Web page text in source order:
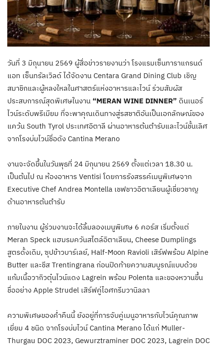
วันที่ 3 มิถุนายน 2569 ผู้สื่อข่าวรายงานว่า โรงแรมเซ็นทาราแกรนด์
แอท เซ็นทรัลเวิลด์ ได้จัดงาน Centara Grand Dining Club เชิญ
สมาชิกและผู้หลงใหลในศาสตร์แห่งอาหารและไวน์ ร่วมสัมผัส
ประสบการณ์สุดพิเศษในงาน “MERAN WINE DINNER” ดินเนอร์
ไวน์ระดับพรีเมียม ที่จะพาคุณเดินทางสู่รสชาติอันเป็นเอกลักษณ์ของ
แคว้น South Tyrol ประเทศอิตาลี ผ่านอาหารต้นตำรับและไวน์ชั้นเลิศ
จากโรงบ่มไวน์ชื่อดัง Cantina Merano
งานจะจัดขึ้นในวันพุธที่ 24 มิถุนายน 2569 ตั้งแต่เวลา 18.30 น.
เป็นต้นไป ณ ห้องอาหาร Ventisi โดยการรังสรรค์เมนูพิเศษจาก
Executive Chef Andrea Montella เชฟชาวอิตาเลียนผู้เชี่ยวชาญ
ด้านอาหารต้นตำรับ
ภายในงาน ผู้ร่วมงานจะได้ลิ้มลองเมนูพิเศษ 6 คอร์ส เริ่มตั้งแต่
Meran Speck แฮมรมควันสไตล์อิตาเลียน, Cheese Dumplings
สูตรดั้งเดิม, ซุปข้าวบาร์เลย์, Half-Moon Ravioli เสิร์ฟพร้อม Alpine
Butter และชีส Trentingrana ก่อนปิดท้ายความสมบูรณ์แบบด้วย
แก้มเนื้อวากิวตุ๋นไวน์แดง Lagrein พร้อม Polenta และของหวานขึ้น
ชื่ออย่าง Apple Strudel เสิร์ฟคู่ไอศกรีมวานิลลา
ความพิเศษของค่ำคืนนี้ ยังอยู่ที่การจับคู่เมนูอาหารกับไวน์คุณภาพ
เยี่ยม 4 ชนิด จากโรงบ่มไวน์ Cantina Merano ได้แก่ Muller-
Thurgau DOC 2023, Gewurztraminer DOC 2023, Lagrein DOC